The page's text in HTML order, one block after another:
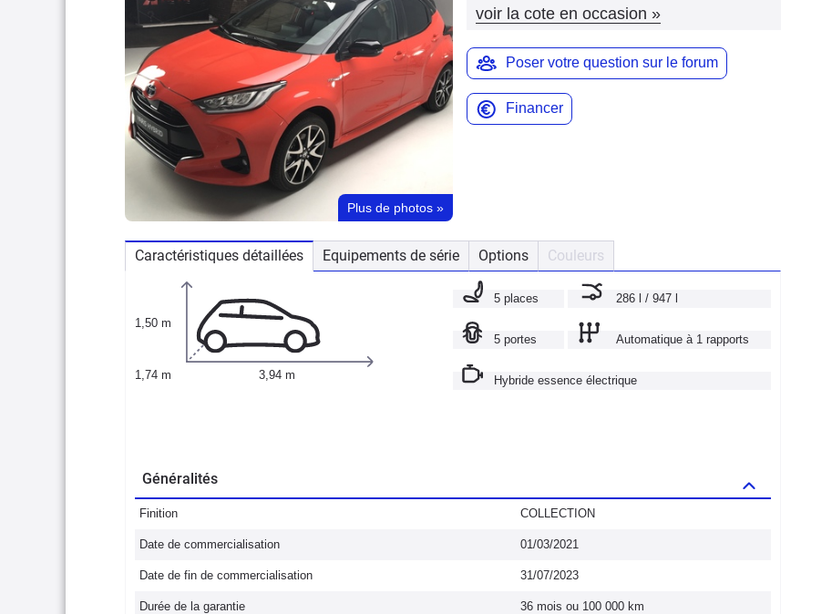
Plus de photos »
voir la cote en occasion »
Poser votre question sur le forum
Financer
Caractéristiques détaillées Equipements de série Options Couleurs
1,50 m
1,74 m 3,94 m
5 places 286 l / 947 l
5 portes Automatique à 1 rapports
Hybride essence électrique
Généralités
Finition COLLECTION
Date de commercialisation 01/03/2021
Date de fin de commercialisation 31/07/2023
Durée de la garantie 36 mois ou 100 000 km